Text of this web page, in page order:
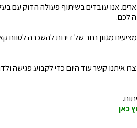
אנו עובדים בשיתוף פעולה הדוק עם
לכם.
מגוון רחב של דירות להשכרה לטווח
איתנו קשר עוד היום כדי לקבוע פגישה
כאן